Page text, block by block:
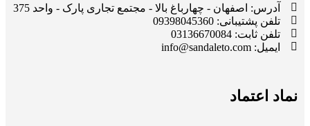
آدرس: اصفهان - چهارباغ بالا - مجتمع تجاری پارک - واحد 375
تلفن پشتیبانی: 09398045360
تلفن ثابت: 03136670084
ایمیل: info@sandaleto.com
نماد اعتماد